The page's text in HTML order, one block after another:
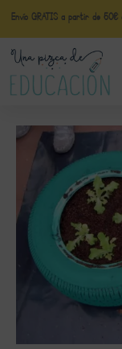
Envío GRATIS a partir de 50€